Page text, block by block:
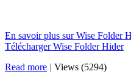
En savoir plus sur Wise Folder
Télécharger Wise Folder Hider
Read more | Views (5294)